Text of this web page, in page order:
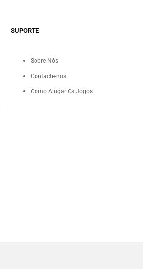
SUPORTE
Sobre Nós
Contacte-nos
Como Alugar Os Jogos